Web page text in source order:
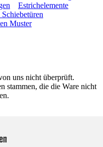
Estrichelemente
Muster
uns nicht überprüft.
stammen, die die Ware nicht